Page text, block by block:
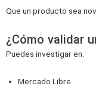
Que un producto sea
¿Cómo validar
Puedes investigar en:
Mercado Libre